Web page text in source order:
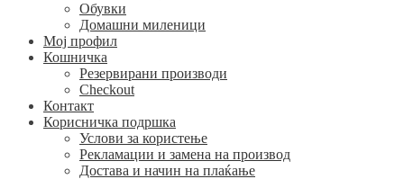
Обувки
Домашни миленици
Мој профил
Кошничка
Резервирани производи
Checkout
Контакт
Корисничка подршка
Услови за користење
Рекламации и замена на производ
Достава и начин на плаќање